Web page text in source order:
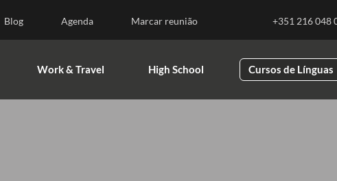
Blog Agenda Marcar reunião +351 216 048
Work & Travel High School Cursos de Línguas
Superior Work & Travel